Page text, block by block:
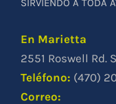
En Marietta
2551 Roswell Rd.
Teléfono: (470)
Correo: